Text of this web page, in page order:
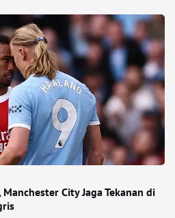
City Jaga Tekanan di